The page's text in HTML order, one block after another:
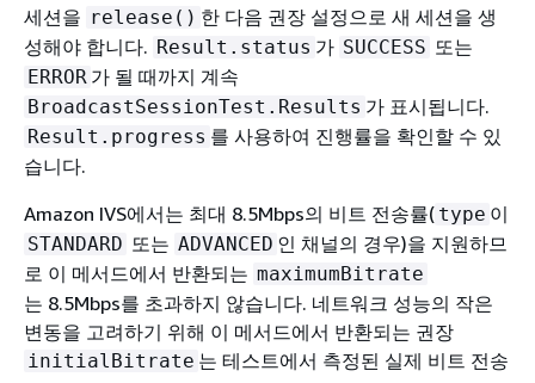
세션을 release() 한 다음 권장 설정으로 새 세션을 생
성해야 합니다. Result.status 가 SUCCESS 또는
ERROR 가 될 때까지 계속
BroadcastSessionTest.Results 가 표시됩니다.
Result.progress 를 사용하여 진행률을 확인할 수 있
습니다.
Amazon IVS에서는 최대 8.5Mbps의 비트 전송률( type 이
STANDARD 또는 ADVANCED 인 채널의 경우)을 지원하므
로 이 메서드에서 반환되는 maximumBitrate
는 8.5Mbps를 초과하지 않습니다. 네트워크 성능의 작은
변동을 고려하기 위해 이 메서드에서 반환되는 권장
initialBitrate 는 테스트에서 측정된 실제 비트 전송